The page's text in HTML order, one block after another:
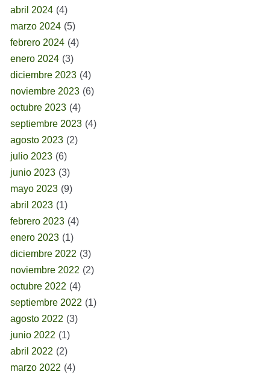
abril 2024 (4)
marzo 2024 (5)
febrero 2024 (4)
enero 2024 (3)
diciembre 2023 (4)
noviembre 2023 (6)
octubre 2023 (4)
septiembre 2023 (4)
agosto 2023 (2)
julio 2023 (6)
junio 2023 (3)
mayo 2023 (9)
abril 2023 (1)
febrero 2023 (4)
enero 2023 (1)
diciembre 2022 (3)
noviembre 2022 (2)
octubre 2022 (4)
septiembre 2022 (1)
agosto 2022 (3)
junio 2022 (1)
abril 2022 (2)
marzo 2022 (4)